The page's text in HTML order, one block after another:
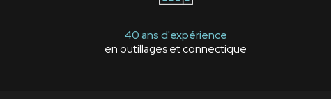
40 ans d'expérience
en outillages et connectique